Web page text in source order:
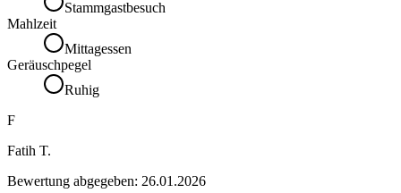
Stammgastbesuch
Mahlzeit
Mittagessen
Geräuschpegel
Ruhig
F
Fatih T.
Bewertung abgegeben: 26.01.2026